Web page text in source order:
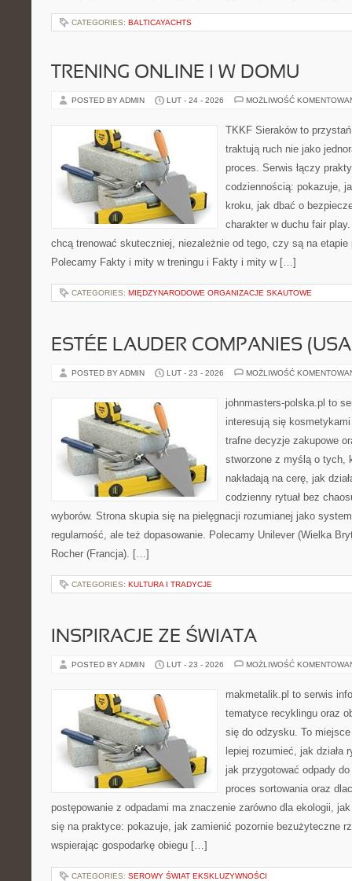
CATEGORIES: BALTICAYACHTS
TRENING ONLINE I W DOMU
POSTED BY ADMIN LUT - 24 - 2026 MOŻLIWOŚĆ
TKKF Sieraków to
traktują ruch nie jako
proces. Serwis łączy
codziennością: pokazuje,
kroku, jak dbać o
charakter w duchu fair
chcą trenować skuteczniej, niezależnie od tego, czy są na etapie
Polecamy Fakty i mity w treningu i Fakty i mity w […]
CATEGORIES: MIĘDZYNARODOWE ORGANIZACJE SKAUTOWE
ESTÉE LAUDER COMPANIES
POSTED BY ADMIN LUT - 23 - 2026 MOŻLIWOŚĆ
johnmasters-polska.pl to
interesują się
trafne decyzje zakupowe
stworzone z myślą o tych,
nakładają na cerę, jak
codzienny rytuał bez
wyborów. Strona skupia się na pielęgnacji rozumianej jako
regularność, ale też dopasowanie. Polecamy Unilever (Wielka
Rocher (Francja). […]
CATEGORIES: KULTURA I TRADYCJE
INSPIRACJE ZE ŚWIATA
POSTED BY ADMIN LUT - 23 - 2026 MOŻLIWOŚĆ
makmetalik.pl to serwis
tematyce recyklingu oraz
się do odzysku. To
lepiej rozumieć, jak działa
jak przygotować odpady
proces sortowania oraz
postępowanie z odpadami ma znaczenie zarówno dla ekologii,
się na praktyce: pokazuje, jak zamienić pozornie bezużyteczne
wspierając gospodarkę obiegu […]
CATEGORIES: SEROWY ŚWIAT EKSKLUZYWNOŚCI